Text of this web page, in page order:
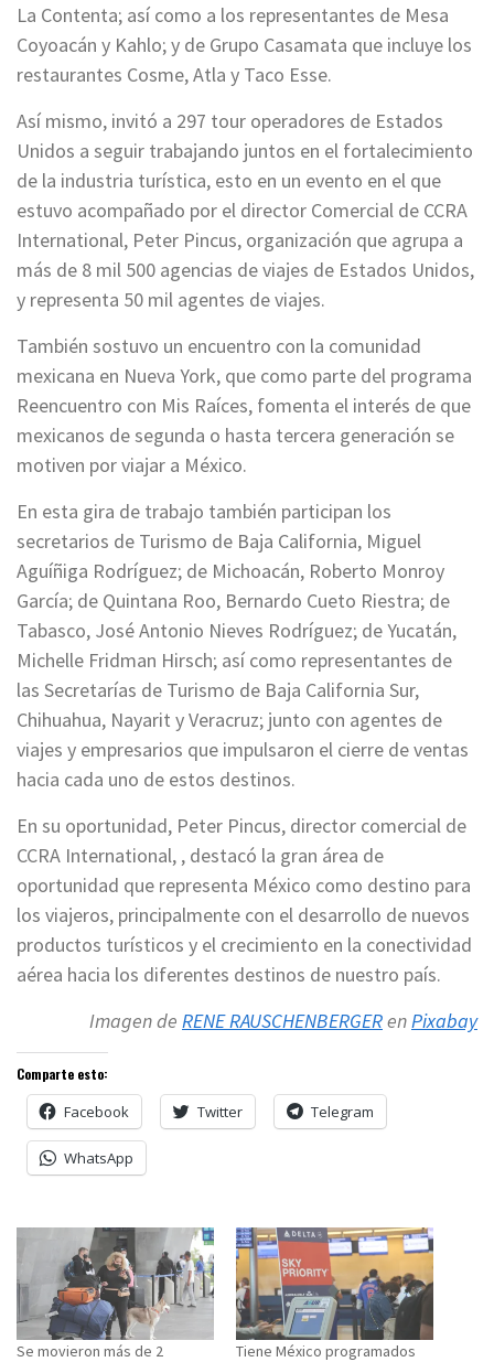
La Contenta; así como a los representantes de Mesa
Coyoacán y Kahlo; y de Grupo Casamata que incluye los
restaurantes Cosme, Atla y Taco Esse.
Así mismo, invitó a 297 tour operadores de Estados
Unidos a seguir trabajando juntos en el fortalecimiento
de la industria turística, esto en un evento en el que
estuvo acompañado por el director Comercial de CCRA
International, Peter Pincus, organización que agrupa a
más de 8 mil 500 agencias de viajes de Estados Unidos,
y representa 50 mil agentes de viajes.
También sostuvo un encuentro con la comunidad
mexicana en Nueva York, que como parte del programa
Reencuentro con Mis Raíces, fomenta el interés de que
mexicanos de segunda o hasta tercera generación se
motiven por viajar a México.
En esta gira de trabajo también participan los
secretarios de Turismo de Baja California, Miguel
Aguíñiga Rodríguez; de Michoacán, Roberto Monroy
García; de Quintana Roo, Bernardo Cueto Riestra; de
Tabasco, José Antonio Nieves Rodríguez; de Yucatán,
Michelle Fridman Hirsch; así como representantes de
las Secretarías de Turismo de Baja California Sur,
Chihuahua, Nayarit y Veracruz; junto con agentes de
viajes y empresarios que impulsaron el cierre de ventas
hacia cada uno de estos destinos.
En su oportunidad, Peter Pincus, director comercial de
CCRA International, , destacó la gran área de
oportunidad que representa México como destino para
los viajeros, principalmente con el desarrollo de nuevos
productos turísticos y el crecimiento en la conectividad
aérea hacia los diferentes destinos de nuestro país.
Imagen de RENE RAUSCHENBERGERenPixabay
Comparte esto:
Facebook Twitter Telegram
WhatsApp
Se movieron más de 2 Tiene México programados